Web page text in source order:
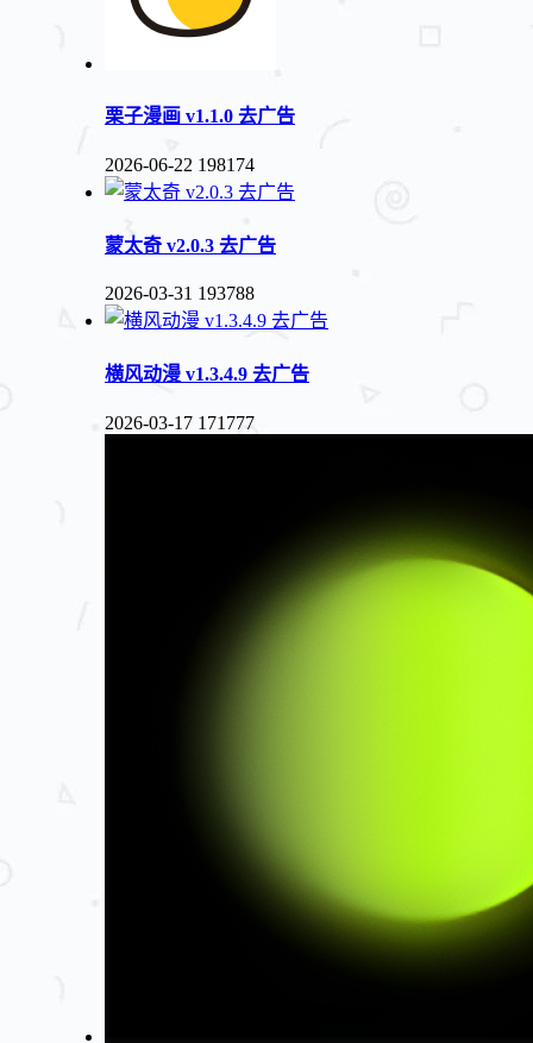
栗子漫画 v1.1.0 去广告
2026-06-22 198174
蒙太奇 v2.0.3 去广告
2026-03-31 193788
横风动漫 v1.3.4.9 去广告
2026-03-17 171777